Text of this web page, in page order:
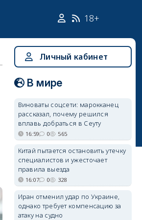
18+
Личный кабинет
В мире
Виноваты соцсети: марокканец
рассказал, почему решился
вплавь добраться в Сеуту
16:59 0 565
Китай пытается остановить утечку
специалистов и ужесточает
правила выезда
16:07 0 328
Иран отменил удар по Украине,
однако требует компенсацию за
атаку на судно